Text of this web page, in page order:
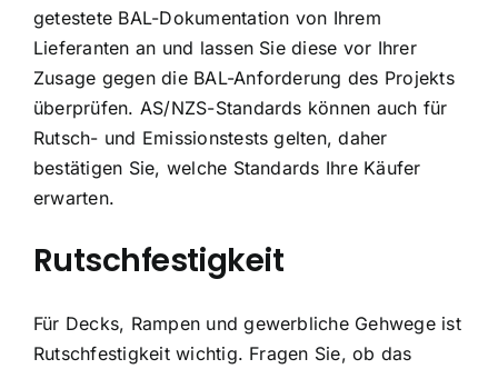
getestete BAL-Dokumentation von Ihrem
Lieferanten an und lassen Sie diese vor Ihrer
Zusage gegen die BAL-Anforderung des Projekts
überprüfen. AS/NZS-Standards können auch für
Rutsch- und Emissionstests gelten, daher
bestätigen Sie, welche Standards Ihre Käufer
erwarten.
Rutschfestigkeit
Für Decks, Rampen und gewerbliche Gehwege ist
Rutschfestigkeit wichtig. Fragen Sie, ob das